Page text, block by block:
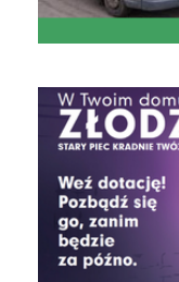
czyste powietrze